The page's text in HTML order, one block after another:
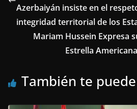
Azerbaiyán insiste en el
integridad territorial de los
Mariam Hussein Expresa
Estrella
También te